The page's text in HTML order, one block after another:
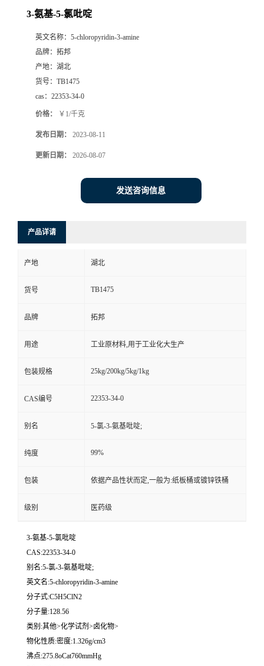
3-氨基-5-氯吡啶
英文名称： 5-chloropyridin-3-amine
品牌： 拓邦
产地： 湖北
货号： TB1475
cas： 22353-34-0
价格： ￥1/千克
发布日期： 2023-08-11
更新日期： 2026-08-07
发送咨询信息
产品详请
产地 湖北
货号 TB1475
品牌 拓邦
用途 工业原材料,用于工业化大生产
包装规格 25kg/200kg/5kg/1kg
CAS编号 22353-34-0
别名 5-氯-3-氨基吡啶;
纯度 99%
包装 依据产品性状而定,一般为:纸板桶或镀锌铁桶
级别 医药级
3-氨基-5-氯吡啶
CAS:22353-34-0
别名:5-氯-3-氨基吡啶;
英文名:5-chloropyridin-3-amine
分子式:C5H5ClN2
分子量:128.56
类别:其他>化学试剂>卤化物>
物化性质:密度:1.326g/cm3
沸点:275.8oCat760mmHg